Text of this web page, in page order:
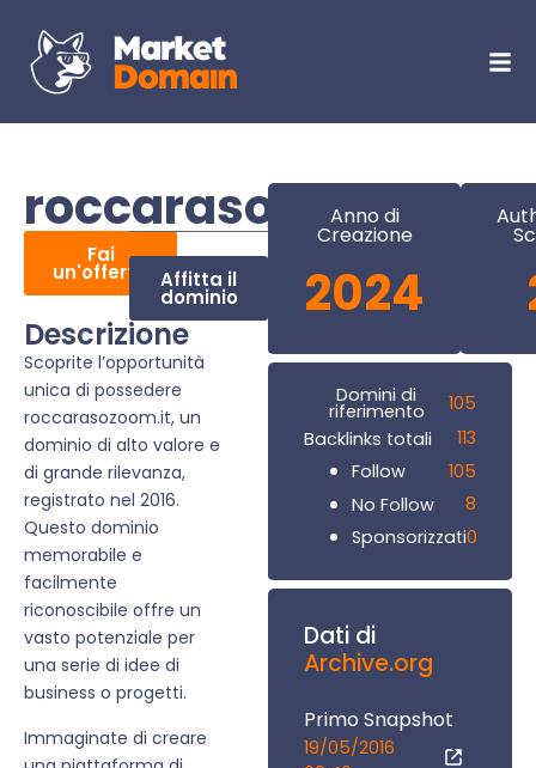
roccarasozoom.it
Fai
un'offerta Affitta il
dominio
Descrizione
Scoprite l’opportunità
unica di possedere
roccarasozoom.it, un
dominio di alto valore e
di grande rilevanza,
registrato nel 2016.
Questo dominio
memorabile e
facilmente
riconoscibile offre un
vasto potenziale per
una serie di idee di
business o progetti.
Immaginate di creare
Anno di
Creazione
2024
Domini di
riferimento
105
Backlinks totali
113
Follow
105
No Follow
8
Sponsorizzati0
Dati di
Archive.org
Primo Snapshot
19/05/2016